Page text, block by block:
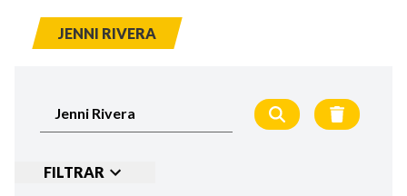
JENNI RIVERA
FILTRAR